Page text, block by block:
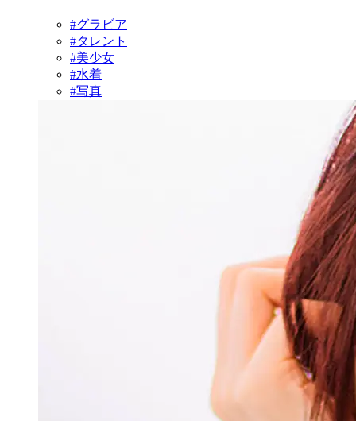
#グラビア
#タレント
#美少女
#水着
#写真